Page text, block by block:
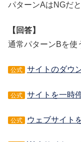
パターンAはNGだ
【回答】
通常パターンBを使
公式 サイトのダウ
公式 サイトを一時
公式 ウェブサイト